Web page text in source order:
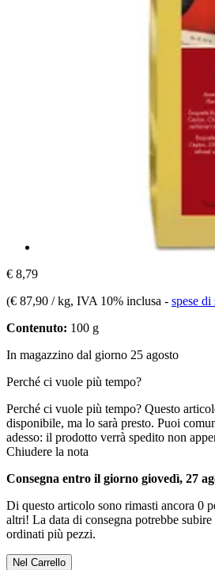
€ 8,79
(€ 87,90 / kg, IVA 10% inclusa - spese di
Contenuto: 100 g
In magazzino dal giorno 25 agosto
Perché ci vuole più tempo?
Perché ci vuole più tempo? Questo
disponibile, ma lo sarà presto. Puoi
adesso: il prodotto verrà spedito non
Chiudere la nota
Consegna entro il giorno giovedì, 27
Di questo articolo sono rimasti ancora 0
altri! La data di consegna potrebbe
ordinati più pezzi.
Nel Carrello